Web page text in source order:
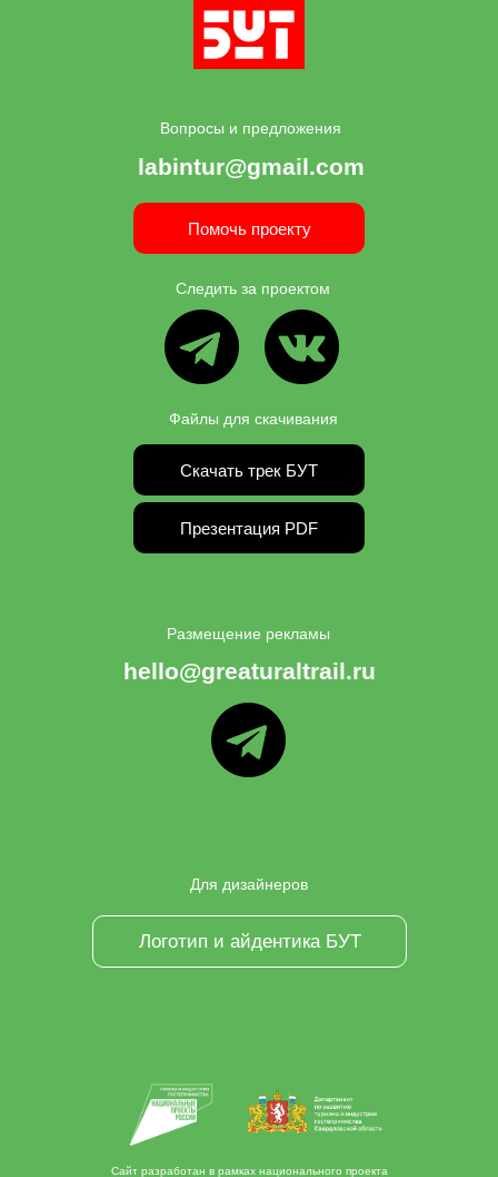
ТГ ВК
labintur@gmail.com
Следить за проектом
Презентация PDF
Скачать трек БУТ
Вопросы и предложения
Файлы для скачивания
Помочь проекту
hello@greaturaltrail.ru
Размещение рекламы
Логотип и айдентика БУТ
Для дизайнеров
Сайт разработан в рамках национального проекта